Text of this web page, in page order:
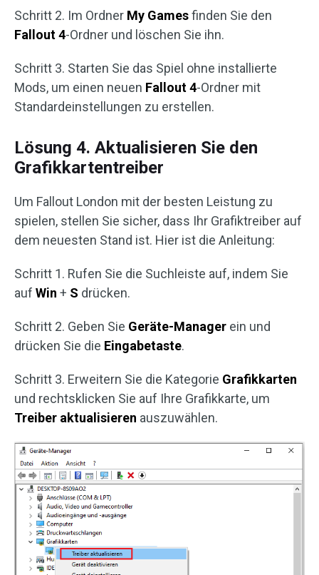
Schritt 2. Im Ordner My Gamesfinden Sie den
Fallout 4-Ordner und löschen Sie ihn.
Schritt 3. Starten Sie das Spiel ohne installierte
Mods, um einen neuen Fallout 4-Ordner mit
Standardeinstellungen zu erstellen.
Lösung 4. Aktualisieren Sie den
Grafikkartentreiber
Um Fallout London mit der besten Leistung zu
spielen, stellen Sie sicher, dass Ihr Grafiktreiber auf
dem neuesten Stand ist. Hier ist die Anleitung:
Schritt 1. Rufen Sie die Suchleiste auf, indem Sie
auf Win + S drücken.
Schritt 2. Geben Sie Geräte-Manager ein und
drücken Sie die Eingabetaste.
Schritt 3. Erweitern Sie die Kategorie Grafikkarten
und rechtsklicken Sie auf Ihre Grafikkarte, um
Treiber aktualisieren auszuwählen.